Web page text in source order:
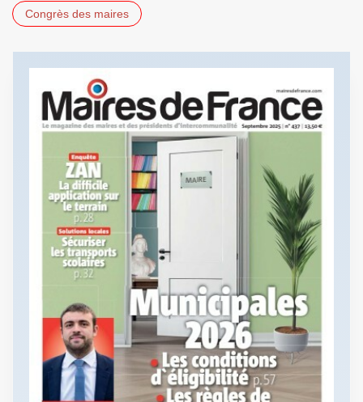
Congrès des maires